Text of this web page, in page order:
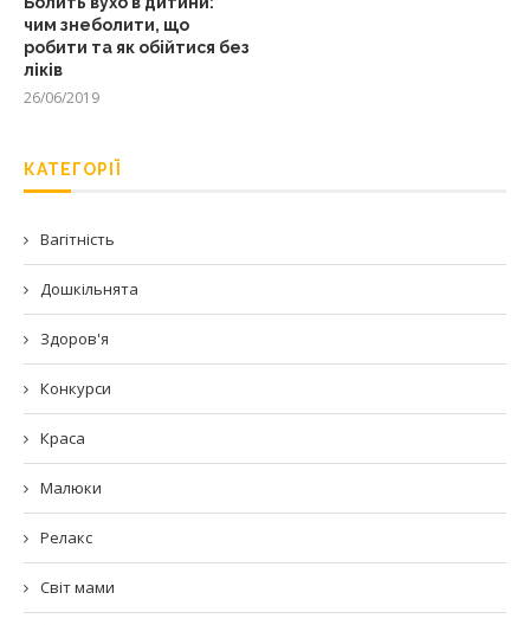
чим знеболити, що
робити та як обійтися без
ліків
26/06/2019
КАТЕГОРІЇ
Вагітність
Дошкільнята
Здоров'я
Конкурси
Краса
Малюки
Релакс
Світ мами